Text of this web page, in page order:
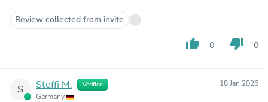
Review collected from invite
thumb_up 0 thumb_down 0
S Steffi M. Verified
Germany
18 Jan 2026